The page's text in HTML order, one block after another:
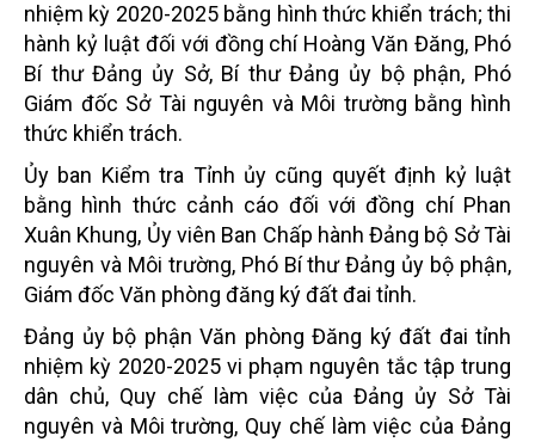
nhiệm kỳ 2020-2025 bằng hình thức khiển trách; thi
hành kỷ luật đối với đồng chí Hoàng Văn Đăng, Phó
Bí thư Đảng ủy Sở, Bí thư Đảng ủy bộ phận, Phó
Giám đốc Sở Tài nguyên và Môi trường bằng hình
thức khiển trách.
Ủy ban Kiểm tra Tỉnh ủy cũng quyết định kỷ luật
bằng hình thức cảnh cáo đối với đồng chí Phan
Xuân Khung, Ủy viên Ban Chấp hành Đảng bộ Sở Tài
nguyên và Môi trường, Phó Bí thư Đảng ủy bộ phận,
Giám đốc Văn phòng đăng ký đất đai tỉnh.
Đảng ủy bộ phận Văn phòng Đăng ký đất đai tỉnh
nhiệm kỳ 2020-2025 vi phạm nguyên tắc tập trung
dân chủ, Quy chế làm việc của Đảng ủy Sở Tài
nguyên và Môi trường, Quy chế làm việc của Đảng